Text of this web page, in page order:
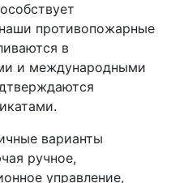
противопожарные
в
и международными
варианты
ручное,
управление,